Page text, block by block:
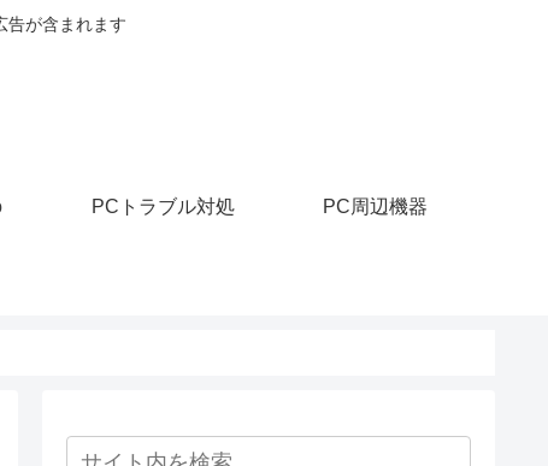
告が含まれます
PCトラブル対処 PC周辺機器